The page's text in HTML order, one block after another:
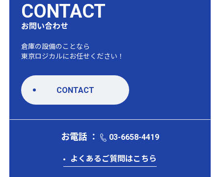
CONTACT
お問い合わせ
倉庫の設備のことなら
東京ロジカルにお任せください！
CONTACT
お電話 ： 03-6658-4419
よくあるご質問はこちら